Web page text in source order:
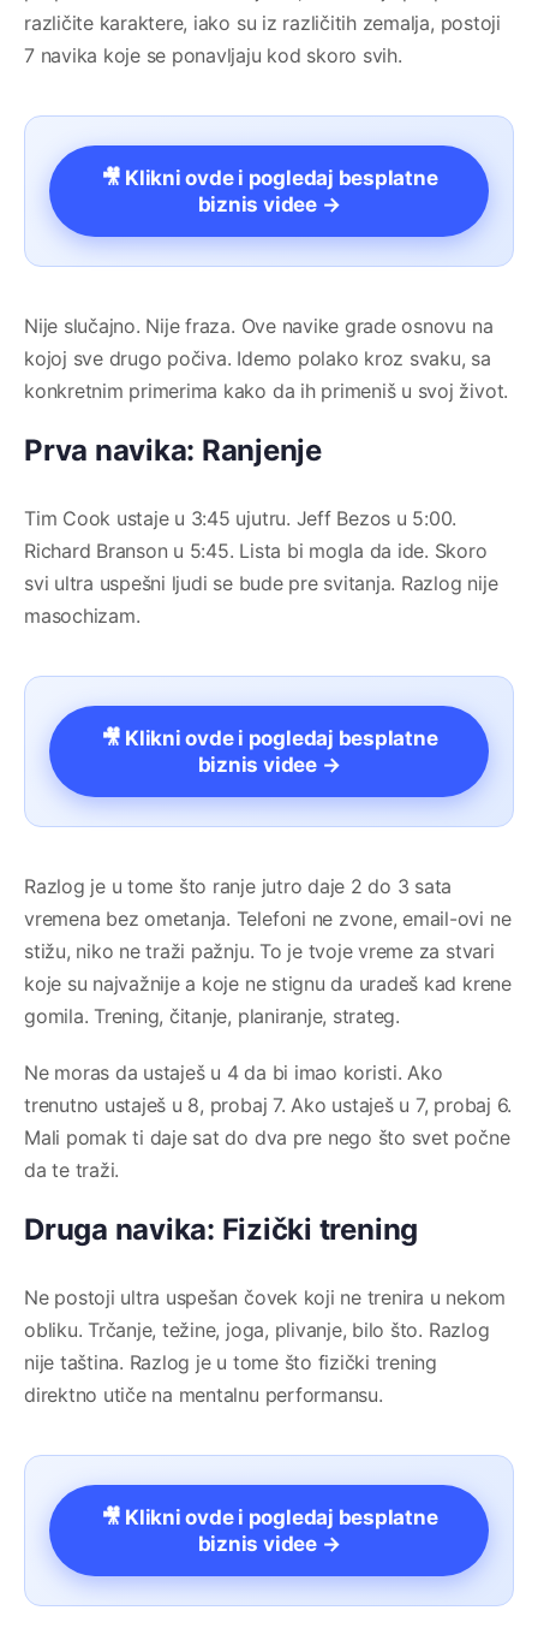
različite karaktere, iako su iz različitih zemalja, postoji
7 navika koje se ponavljaju kod skoro svih.
🎥 Klikni ovde i pogledaj besplatne
biznis videe →
Nije slučajno. Nije fraza. Ove navike grade osnovu na
kojoj sve drugo počiva. Idemo polako kroz svaku, sa
konkretnim primerima kako da ih primeniš u svoj život.
Prva navika: Ranjenje
Tim Cook ustaje u 3:45 ujutru. Jeff Bezos u 5:00.
Richard Branson u 5:45. Lista bi mogla da ide. Skoro
svi ultra uspešni ljudi se bude pre svitanja. Razlog nije
masochizam.
🎥 Klikni ovde i pogledaj besplatne
biznis videe →
Razlog je u tome što ranje jutro daje 2 do 3 sata
vremena bez ometanja. Telefoni ne zvone, email-ovi ne
stižu, niko ne traži pažnju. To je tvoje vreme za stvari
koje su najvažnije a koje ne stignu da uradeš kad krene
gomila. Trening, čitanje, planiranje, strateg.
Ne moras da ustaješ u 4 da bi imao koristi. Ako
trenutno ustaješ u 8, probaj 7. Ako ustaješ u 7, probaj 6.
Mali pomak ti daje sat do dva pre nego što svet počne
da te traži.
Druga navika: Fizički trening
Ne postoji ultra uspešan čovek koji ne trenira u nekom
obliku. Trčanje, težine, joga, plivanje, bilo što. Razlog
nije taština. Razlog je u tome što fizički trening
direktno utiče na mentalnu performansu.
🎥 Klikni ovde i pogledaj besplatne
biznis videe →